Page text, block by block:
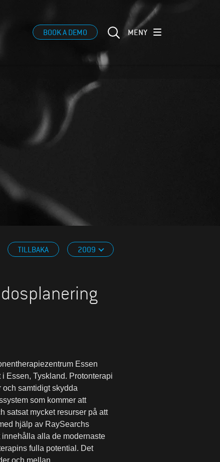
BOOK A DEMO MENY
TILLBAKA 2009
Essen
Essen, Tyskland. Protonterapi
och samtidigt skydda
som kommer att
satsat mycket resurser på att
hjälp av RaySearchs
innehålla alla de modernaste
fulla potential. Det
och mellan